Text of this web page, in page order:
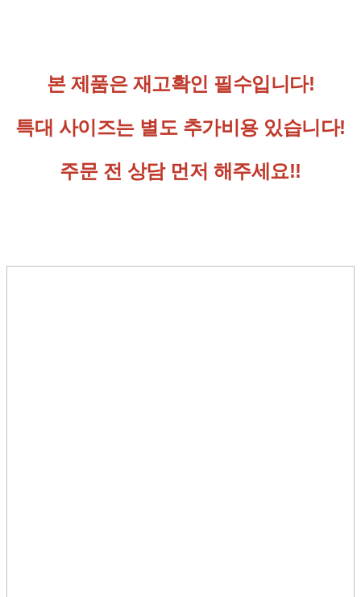
본 제품은 재고확인 필수입니다!
특대 사이즈는 별도 추가비용 있습니다!
주문 전 상담 먼저 해주세요!!